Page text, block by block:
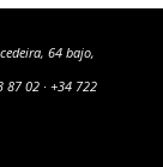
64 bajo,
87 02· +34 722